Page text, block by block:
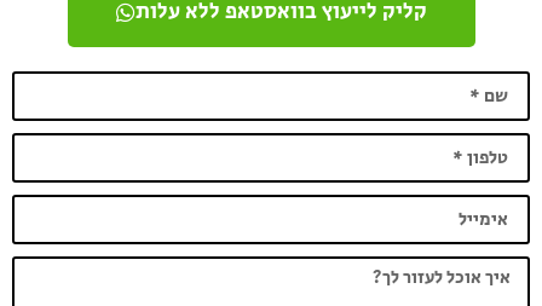
מה ההבדל בין גישור לבין ייצוג משפטי אצל
עו"ד אברהם הופרט?
כאשר ניצב בפנינו סכסוך משפטי, עולות שאלות רבות לגבי הדרך
הנכונה ביותר לפתור אותו. האם כדאי לפנות להליך של גישור,
המעודד פשרה והסכמה, או דווקא
קליק לייעוץ בוואסטאפ ללא עלות